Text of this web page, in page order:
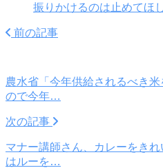
振りかけるのは止めてほ
前の記事
農水省「今年供給されるべき
ので今年…
次の記事
マナー講師さん、カレーをき
はルーを…